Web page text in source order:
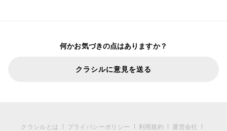
何かお気づきの点はありますか？
クラシルに意見を送る
クラシルとは プライバシーポリシー 利用規約 運営会社